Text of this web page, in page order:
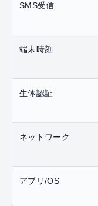
SMS受信
端末時刻
生体認証
ネットワーク
アプリ/OS